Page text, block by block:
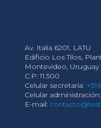
Av. Italia 6201, LATU
Edificio Los Tilos,
Montevideo, Uruguay
C.P: 11.500
Celular secretaría:
Celular administración:
E-mail: